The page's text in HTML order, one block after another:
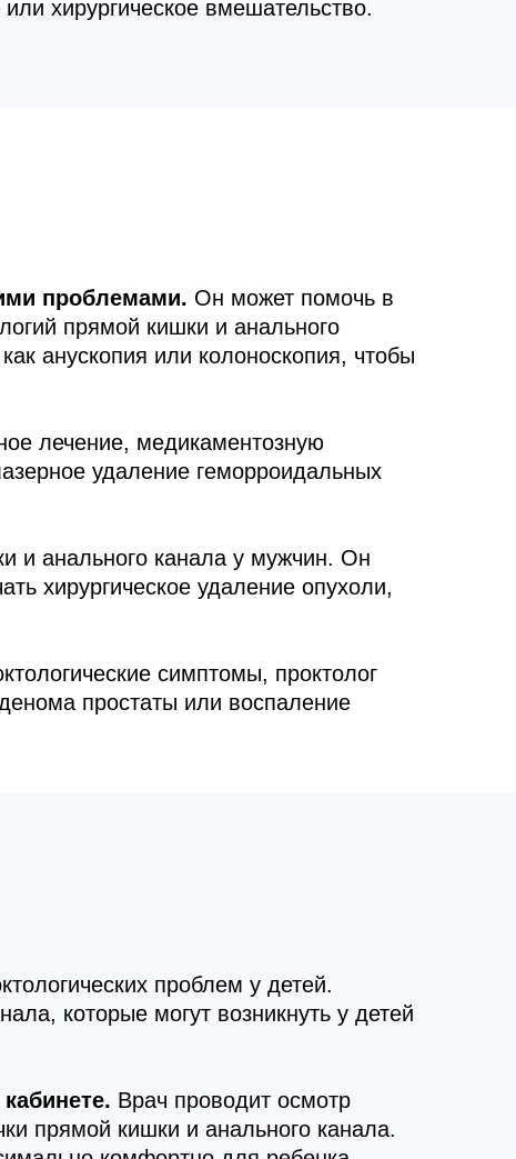
хирургическое вмешательство.
проблемами. Он может помочь в
прямой кишки и анального
анускопия или колоноскопия, чтобы
лечение, медикаментозную
удаление геморроидальных
и анального канала у мужчин. Он
хирургическое удаление опухоли,
симптомы, проктолог
простаты или воспаление
проблем у детей.
которые могут возникнуть у детей
Врач проводит осмотр
прямой кишки и анального канала.